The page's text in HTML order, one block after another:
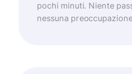
pochi minuti. Niente
nessuna